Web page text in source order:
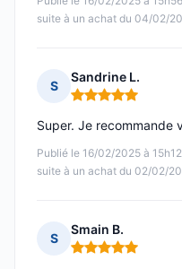
suite à un achat du 04/02/
S
Sandrine L.
Note : 5 sur 5
Publié le 16/02/2025 à 15h12
suite à un achat du 02/02/
Super. Je recommande
S
Smain B.
Note : 5 sur 5